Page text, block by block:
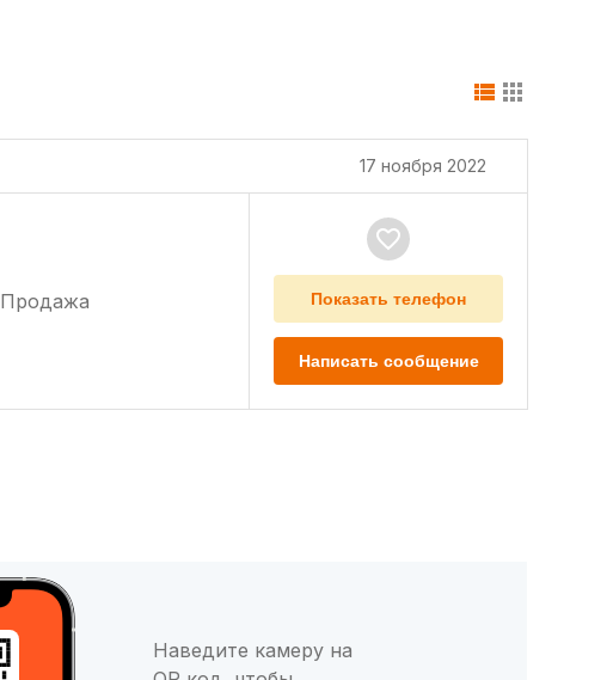
17 ноября 2022
Продажа Показать телефон
Написать сообщение
Наведите камеру на